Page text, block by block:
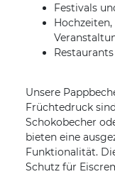
Festivals
Unsere
Früchtedruck
Schokobecher
bieten eine
Funktionalität.
Schutz für